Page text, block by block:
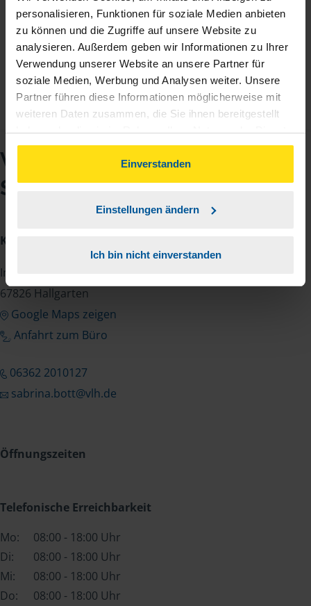
personalisieren, Funktionen für soziale Medien anbieten
zu können und die Zugriffe auf unsere Website zu
analysieren. Außerdem geben wir Informationen zu Ihrer
Verwendung unserer Website an unsere Partner für
soziale Medien, Werbung und Analysen weiter. Unsere
Partner führen diese Informationen möglicherweise mit
weiteren Daten zusammen, die Sie ihnen bereitgestellt
haben oder die sie im Rahmen Ihrer Nutzung der Dienste
gesammelt haben. Indem Sie auf Einverstanden klicken,
können Sie der Verwendung von Cookies, gemäß
unserer➔ Datenschutzrichtliniezustimmen.
Einverstanden
Einstellungen ändern
Ich bin nicht einverstanden
gefundenen zu haben.
Doris und Klaus Hunsinger
VLH-Beratungsstelle
Sabrina Bott
Kontakt
Im Grund 7
67826 Hallgarten
Google Maps zeigen
Anfahrt zum Büro
06362 2010127
sabrina.bott@vlh.de
Öffnungszeiten
Telefonische Erreichbarkeit
Mo:
08:00 - 18:00 Uhr
Di:
08:00 - 18:00 Uhr
Mi:
08:00 - 18:00 Uhr
Do:
08:00 - 18:00 Uhr